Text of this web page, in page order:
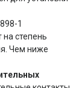
1
на степень
Чем ниже